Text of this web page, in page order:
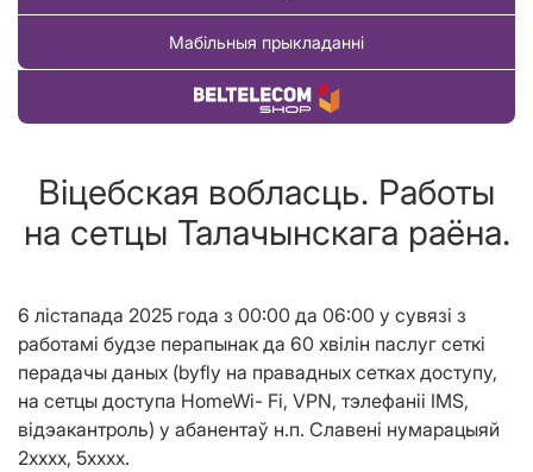
Мабільныя прыкладанні
Купіць тавар
Віцебская вобласць. Работы
на сетцы Талачынскага раёна.
6 лістапада 2025 года з 00:00 да 06:00 у сувязі з
работамі будзе перапынак да 60 хвілін паслуг сеткі
перадачы даных (byfly на правадных сетках доступу,
на сетцы доступа HomeWi- Fi, VPN, тэлефанii IMS,
відэакантроль) у абанентаў н.п. Славені нумарацыяй
2хххх, 5хххх.